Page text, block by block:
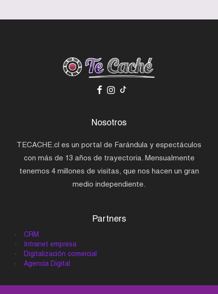
Nosotros
TECACHE.cl es un portal de Farándula y espectáculos
con más de 13 años de trayectoria. Mensualmente
tenemos 4 millones de visitas, que nos hacen un gran
medio independiente.
Partners
CRM
Intranet empresa
Digitalización comercial
Agencia Digital